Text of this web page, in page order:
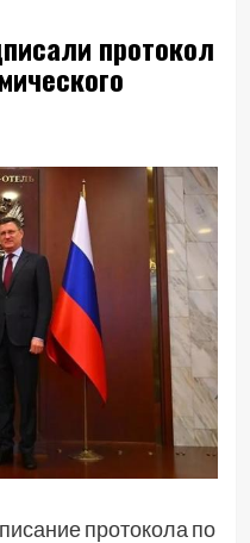
протокол
протокола по